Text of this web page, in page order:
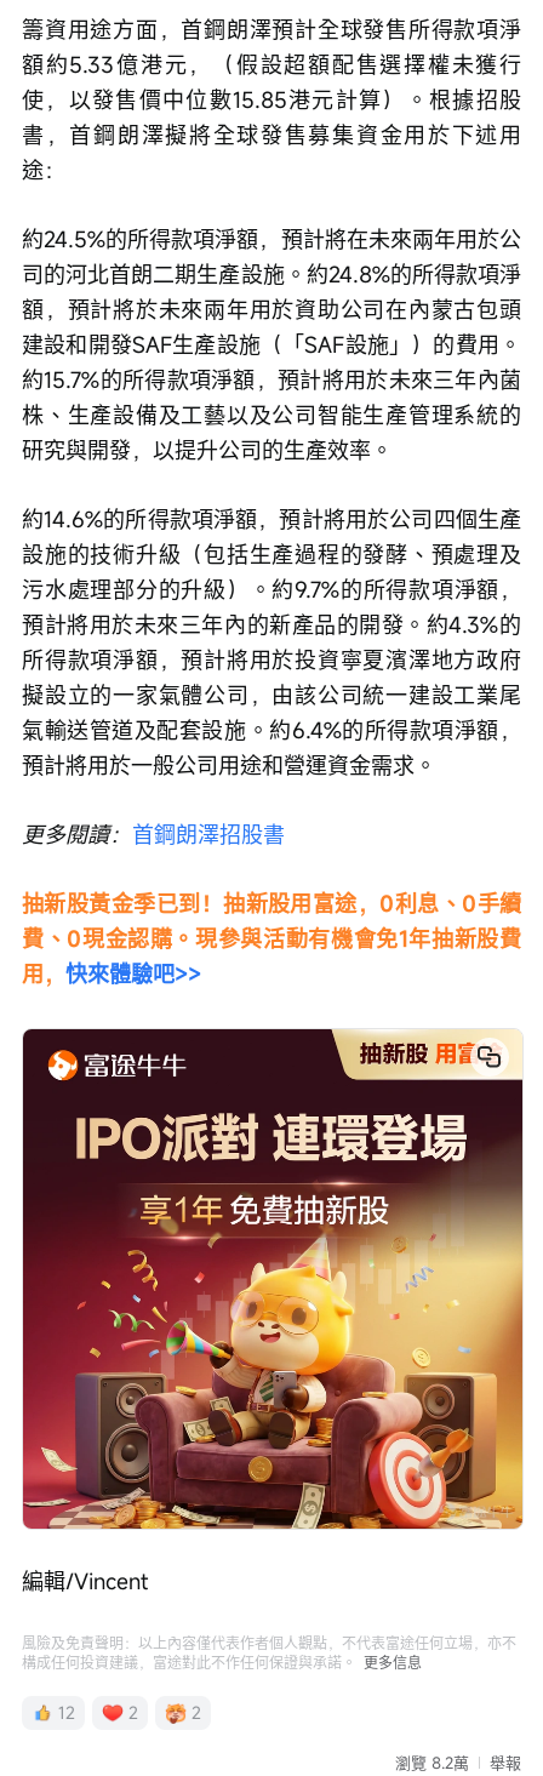
籌資用途方面，首鋼朗澤預計全球發售所得款項淨
額約5.33億港元，（假設超額配售選擇權未獲行
使，以發售價中位數15.85港元計算）。根據招股
書，首鋼朗澤擬將全球發售募集資金用於下述用
途：
約24.5%的所得款項淨額，預計將在未來兩年用於公
司的河北首朗二期生產設施。約24.8%的所得款項淨
額，預計將於未來兩年用於資助公司在內蒙古包頭
建設和開發SAF生產設施（「SAF設施」）的費用。
約15.7%的所得款項淨額，預計將用於未來三年內菌
株、生產設備及工藝以及公司智能生產管理系統的
研究與開發，以提升公司的生產效率。
約14.6%的所得款項淨額，預計將用於公司四個生產
設施的技術升級（包括生產過程的發酵、預處理及
污水處理部分的升級）。約9.7%的所得款項淨額，
預計將用於未來三年內的新產品的開發。約4.3%的
所得款項淨額，預計將用於投資寧夏濱澤地方政府
擬設立的一家氣體公司，由該公司統一建設工業尾
氣輸送管道及配套設施。約6.4%的所得款項淨額，
預計將用於一般公司用途和營運資金需求。
更多閱讀： 首鋼朗澤招股書
抽新股黃金季已到！抽新股用富途，0利息、0手續
費、0現金認購。現參與活動有機會免1年抽新股費
用， 快來體驗吧>>
編輯/Vincent
風險及免責聲明：以上內容僅代表作者個人觀點，不代表富途任何立場，亦不
構成任何投資建議，富途對此不作任何保證與承諾。
更多信息
12 2 2
瀏覽 8.2萬 舉報